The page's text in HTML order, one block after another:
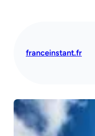
franceinstant.fr